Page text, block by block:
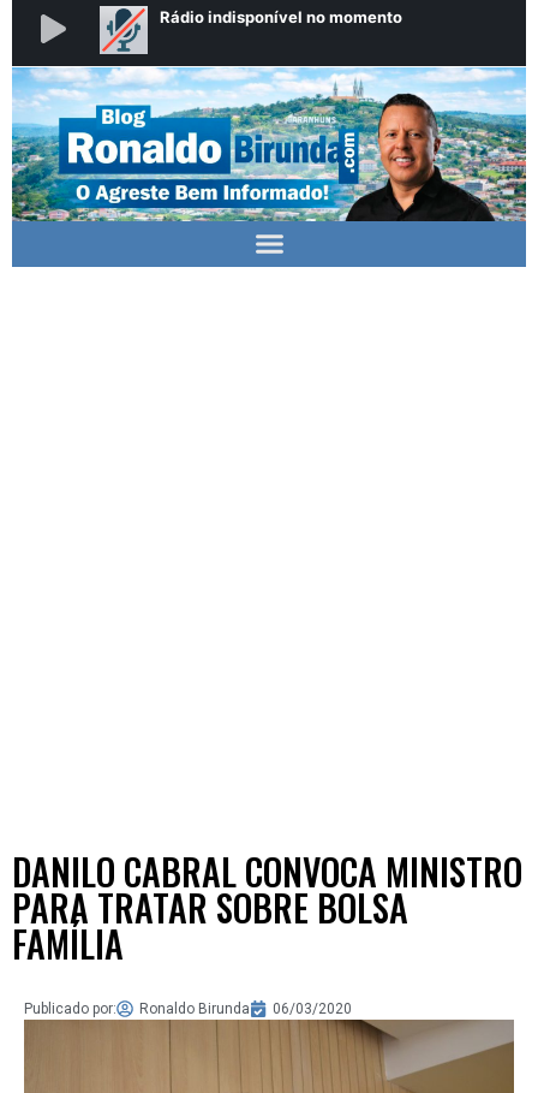
DANILO CABRAL CONVOCA MINISTRO
PARA TRATAR SOBRE BOLSA
FAMÍLIA
Publicado por: Ronaldo Birunda 06/03/2020